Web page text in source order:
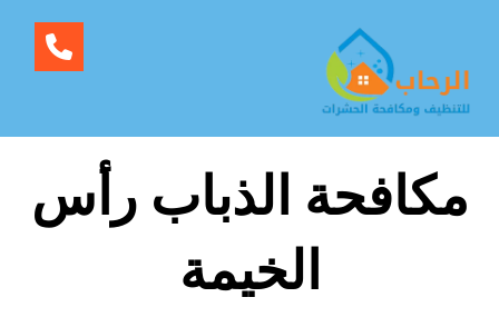
مكافحة الذباب رأس
الخيمة